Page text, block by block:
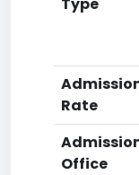
Rate
Office